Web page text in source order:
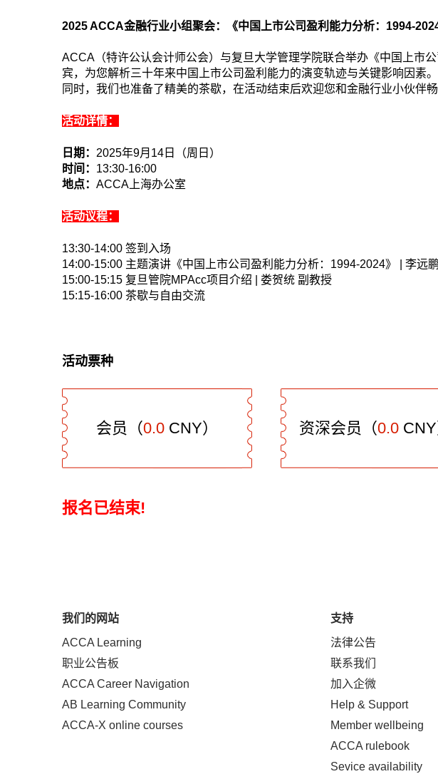
2025 ACCA金融行业小组聚会：《中国上市公司盈利能力分析： 1994-
ACCA （特许公认会计师公会）与复旦大学管理学院联合举办《中国上市公
宾，为您解析三十年来中国上市公司盈利能力的演变轨迹与关键影响因素
同时，我们也准备了精美的茶歇，在活动结束后欢迎您和金融行业小伙伴畅
活动详情：
日期： 2025年9月 14 日（周日）
时间： 13:30-16:00
地点： ACCA 上海办公室
活动议程：
13:30-14:00 签到入场
14:00-15:00 主题演讲《中国上市公司盈利能力分析： 1994-2024》 李远鹏
15:00-15:15 复旦管院MPAcc项目介绍 娄贺统 副教授
15:15-16:00 茶歇与自由交流
活动票种
会员（0.0 CNY） 资深会员（0.0 CNY
报名已结束!
我们的网站
ACCA Learning
职业公告板
ACCA Career Navigation
AB Learning Community
ACCA-X online courses
支持
法律公告
联系我们
加入企微
Help & Support
Member wellbeing
ACCA rulebook
Sevice availability